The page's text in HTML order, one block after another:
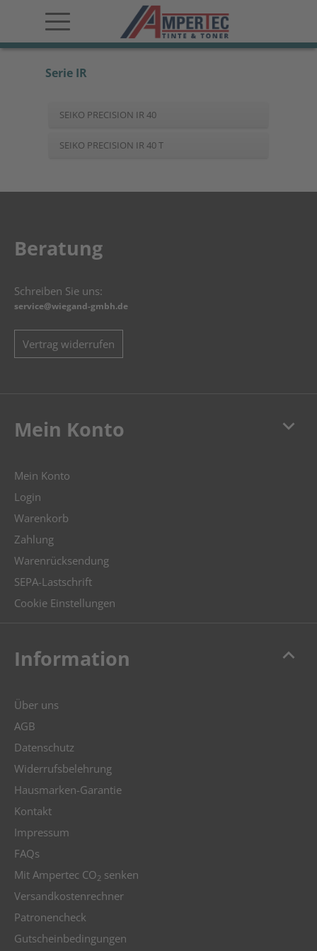
Serie IR
SEIKO PRECISION IR 40
SEIKO PRECISION IR 40 T
Beratung
Schreiben Sie uns:
service@wiegand-gmbh.de
Vertrag widerrufen
keyboard_arrow_down
Mein Konto
Mein Konto
Login
Warenkorb
Zahlung
Warenrücksendung
SEPA-Lastschrift
Cookie Einstellungen
keyboard_arrow_up
Information
Über uns
AGB
Datenschutz
Widerrufsbelehrung
Hausmarken-Garantie
Kontakt
Impressum
FAQs
Mit Ampertec CO2 senken
Versandkostenrechner
Patronencheck
Gutscheinbedingungen